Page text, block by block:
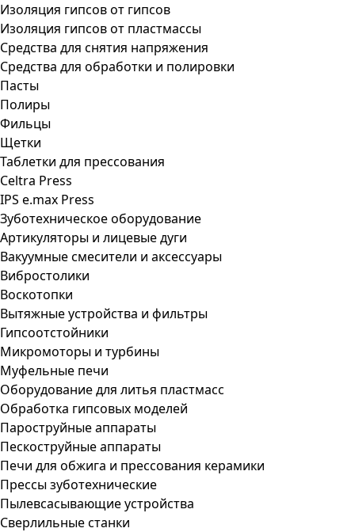
Изоляция гипсов от гипсов
Изоляция гипсов от пластмассы
Средства для снятия напряжения
Средства для обработки и полировки
Пасты
Полиры
Фильцы
Щетки
Таблетки для прессования
Celtra Press
IPS e.max Press
Зуботехническое оборудование
Артикуляторы и лицевые дуги
Вакуумные смесители и аксессуары
Вибростолики
Воскотопки
Вытяжные устройства и фильтры
Гипсоотстойники
Микромоторы и турбины
Муфельные печи
Оборудование для литья пластмасс
Обработка гипсовых моделей
Пароструйные аппараты
Пескоструйные аппараты
Печи для обжига и прессования керамики
Прессы зуботехнические
Пылевсасывающие устройства
Сверлильные станки